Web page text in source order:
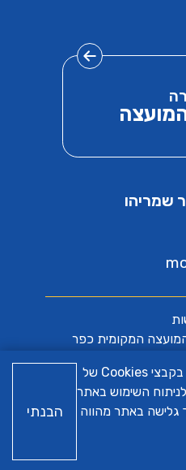
שמריהו
המקומית כפר
לידיעתך, באתר זה נעשה שימוש בקבצי Cookies של
השימוש באתר
גלישה באתר מהווה
הבנתי